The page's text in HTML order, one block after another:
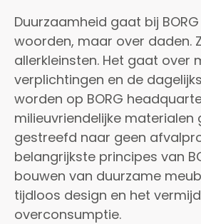
Duurzaamheid gaat bij
woorden, maar over daden.
allerkleinsten. Het gaat over
verplichtingen en de
worden op BORG
milieuvriendelijke materialen
gestreefd naar geen
belangrijkste principes van
bouwen van duurzame
tijdloos design en het
overconsumptie.